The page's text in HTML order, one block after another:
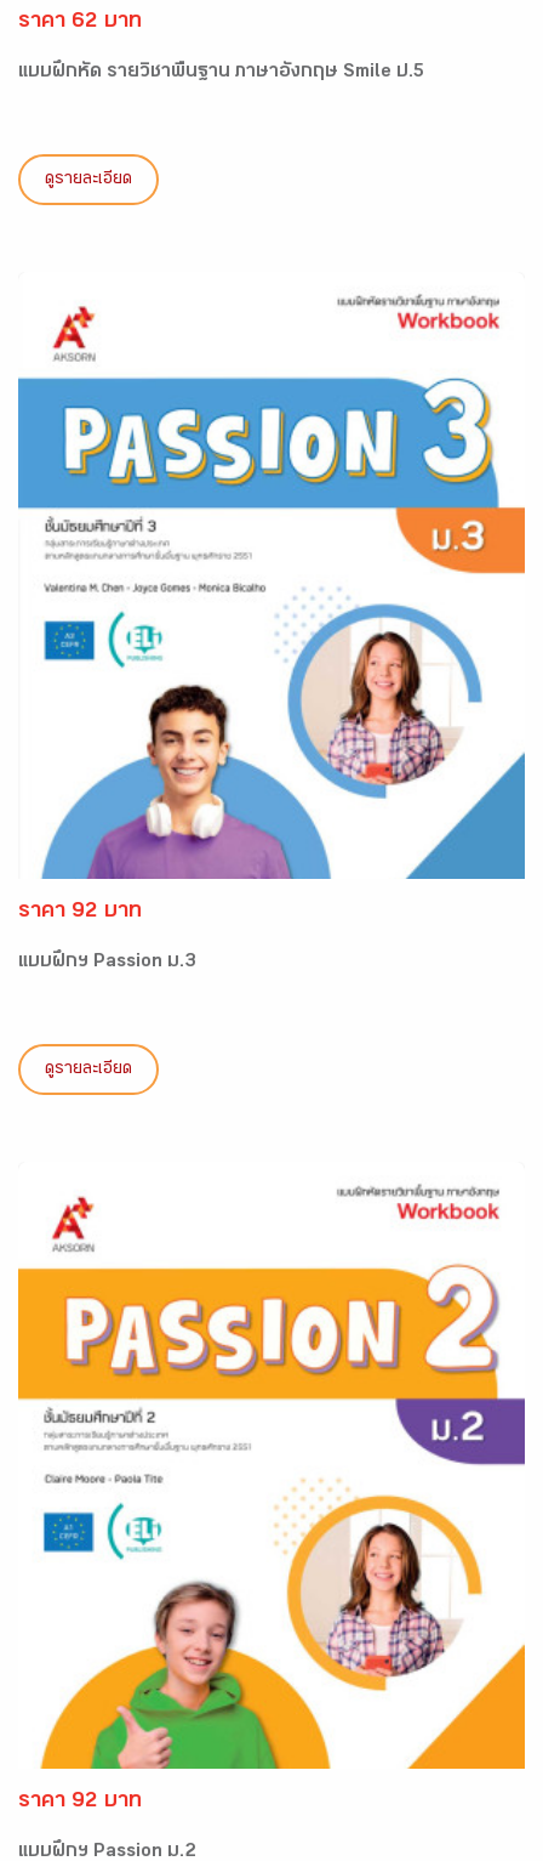
ราคา 62 บาท
แบบฝึกหัด รายวิชาพื้นฐาน ภาษาอังกฤษ Smile ป.5
ดูรายละเอียด
ราคา 92 บาท
แบบฝึกฯ Passion ม.3
ดูรายละเอียด
ราคา 92 บาท
แบบฝึกฯ Passion ม.2